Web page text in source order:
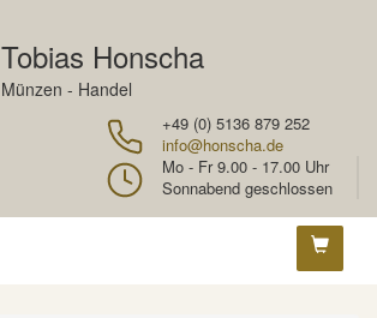
Tobias Honscha
Münzen - Handel
+49 (0) 5136 879 252
info@honscha.de
Mo - Fr 9.00 - 17.00 Uhr
Sonnabend geschlossen